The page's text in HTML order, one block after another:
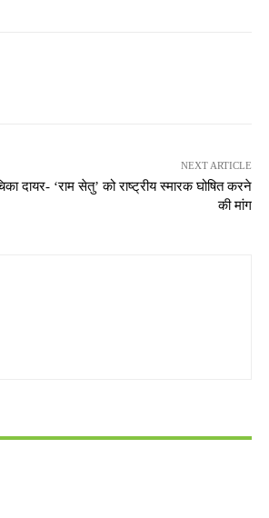
NEXT ARTICLE
दायर- ‘राम सेतु’ को राष्ट्रीय स्मारक घोषित करने
की मांग